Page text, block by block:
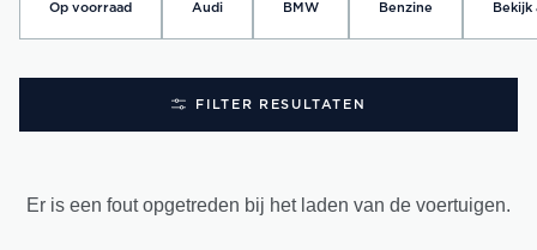
Op voorraad Audi BMW Benzine Bekijk
FILTER RESULTATEN
Er is een fout opgetreden bij het laden van de voertuigen.